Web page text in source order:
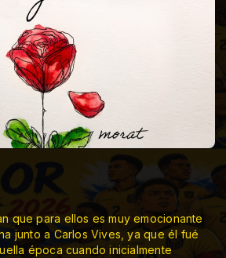
que para ellos es muy emocionante
junto a Carlos Vives, ya que él fué
época cuando inicialmente